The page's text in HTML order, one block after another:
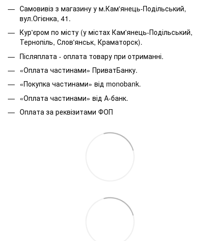
Самовивіз з магазину у м.Кам'янець-Подільський,
вул.Огієнка, 41.
Кур'єром по місту (у містах Кам'янець-Подільський,
Тернопіль, Слов'янськ, Краматорск).
Післяплата - оплата товару при отриманні.
«Оплата частинами» ПриватБанку.
«Покупка частинами» від monobank.
«Оплата частинами» від А-банк.
Оплата за реквізитами ФОП